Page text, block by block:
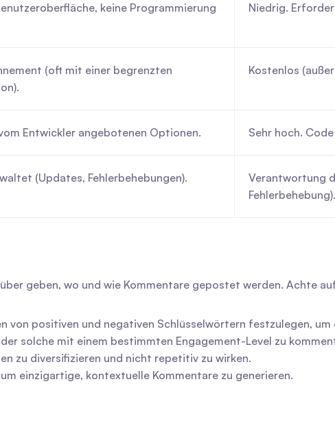
keine Programmierung
Niedrig.
(oft mit einer begrenzten
Kostenlos
Entwickler angebotenen Optionen. Sehr hoch.
(Updates, Fehlerbehebungen).
Verantwortung
Fehlerbehebung).
geben, wo und wie Kommentare gepostet werden. Achte
von positiven und negativen Schlüsselwörtern festzulegen,
solche mit einem bestimmten Engagement-Level zu
zu diversifizieren und nicht repetitiv zu wirken.
einzigartige, kontextuelle Kommentare zu generieren.